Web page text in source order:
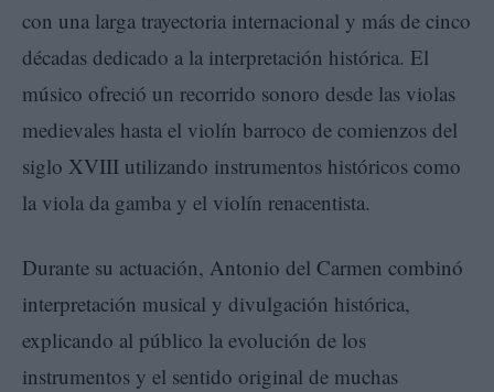
con una larga trayectoria internacional y más de cinco
décadas dedicado a la interpretación histórica. El
músico ofreció un recorrido sonoro desde las violas
medievales hasta el violín barroco de comienzos del
siglo XVIII utilizando instrumentos históricos como
la viola da gamba y el violín renacentista.
Durante su actuación, Antonio del Carmen combinó
interpretación musical y divulgación histórica,
explicando al público la evolución de los
instrumentos y el sentido original de muchas